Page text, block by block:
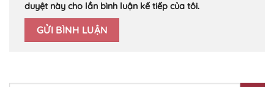
duyệt này cho lần bình luận kế tiếp của tôi.